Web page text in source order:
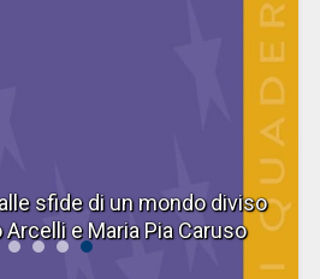
sfide di un mondo diviso
e Maria Pia Caruso